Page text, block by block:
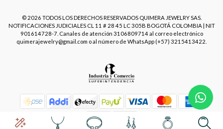
© 2026 TODOS LOS DERECHOS RESERVADOS QUIMERA JEWELRY SAS.
NOTIFICACIONES JUDICIALES CL 11 # 28 45 LC 305B BOGOTÁ COLOMBIA | NIT
901614728-7. Canales de atención 3106809714 al correo electrónico
quimerajewelry@gmail.com o al número de WhatsApp (+57) 3215413422.